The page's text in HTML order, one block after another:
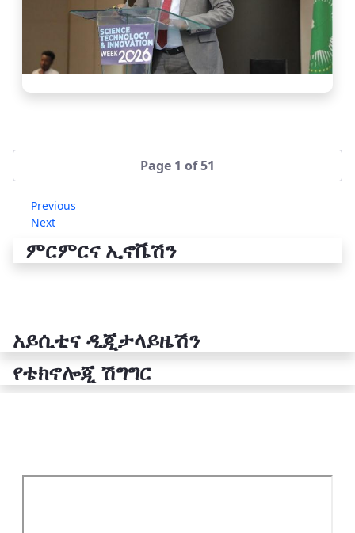
Page 1 of 51
Next
ምርምርና ኢኖቬሽን
የቴክኖሎጂ ሽግግር